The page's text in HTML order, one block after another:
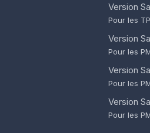
Version
Pour les
Version
Pour les
Version
Pour les
Version
Pour les